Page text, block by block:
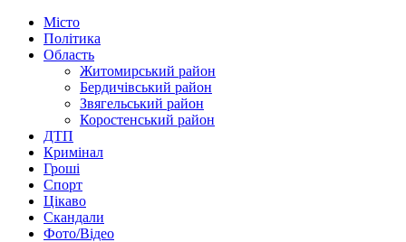
Місто
Політика
Область
Житомирський район
Бердичівський район
Звягельський район
Коростенський район
ДТП
Кримінал
Гроші
Спорт
Цікаво
Скандали
Фото/Відео